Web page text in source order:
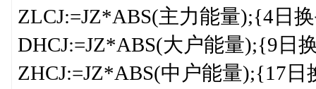
ZLCJ:=JZ*ABS(主力能量);{4日
DHCJ:=JZ*ABS(大户能量);{9日
ZHCJ:=JZ*ABS(中户能量);{17